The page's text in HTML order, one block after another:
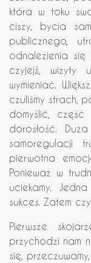
która w toku
ciszy, bycia
publicznego,
odnalezienia się
czyjejś, wizyty
wymieniać.
czuliśmy strach,
domyślić,
dorosłość.
samoregulacji
pierwotna
Ponieważ w
uciekamy.
sukces. Zatem
Pierwsze
przychodzi nam
się,